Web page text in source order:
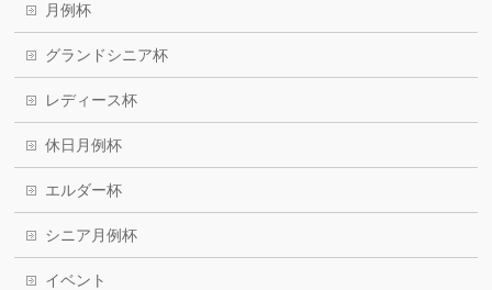
月例杯
グランドシニア杯
レディース杯
休日月例杯
エルダー杯
シニア月例杯
イベント